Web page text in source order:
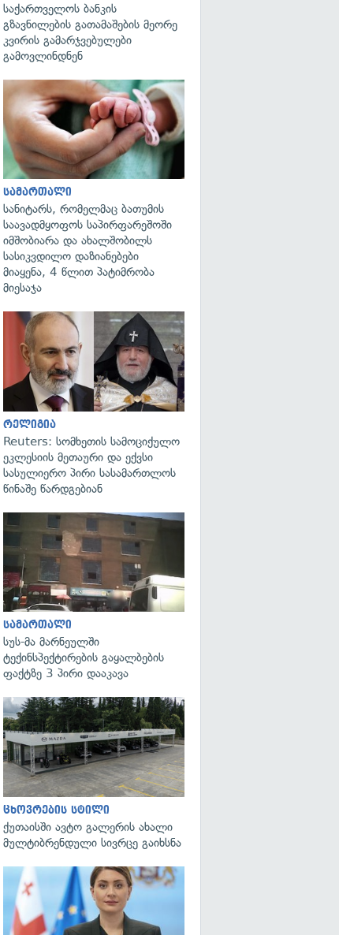
გადახედვა
გადახედვა
საქართველოს ბანკის
გზავნილების გათამაშების მეორე
კვირის გამარჯვებულები
გამოვლინდნენ
სამართალი
სანიტარს, რომელმაც ბათუმის
საავადმყოფოს საპირფარეშოში
იმშობიარა და ახალშობილს
სასიკვდილო დაზიანებები
მიაყენა, 4 წლით პატიმრობა
მიესაჯა
რელიგია
Reuters: სომხეთის სამოციქულო
ეკლესიის მეთაური და ექვსი
სასულიერო პირი სასამართლოს
წინაშე წარდგებიან
სამართალი
სუს-მა მარნეულში
ტექინსპექტირების გაყალბების
ფაქტზე 3 პირი დააკავა
ცხოვრების სტილი
ქუთაისში ავტო გალერის ახალი
მულტიბრენდული სივრცე გაიხსნა